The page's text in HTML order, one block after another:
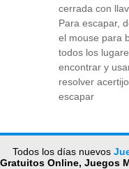
cerrada con
Para escapar,
el mouse para
todos los
encontrar y
resolver
escapar
Todos los días nuevos
Gratuitos Online, Juegos